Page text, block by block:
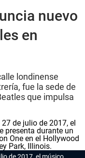
nuevo
en
londinense
fue la sede de
que impulsa